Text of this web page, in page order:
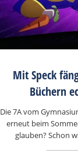
Mit Speck
Büchern
Die 7A vom
erneut beim
glauben? Schon